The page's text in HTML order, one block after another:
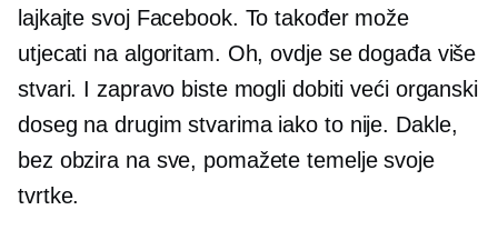
lajkajte svoj Facebook. To također može
utjecati na algoritam. Oh, ovdje se događa više
stvari. I zapravo biste mogli dobiti veći organski
doseg na drugim stvarima iako to nije. Dakle,
bez obzira na sve, pomažete temelje svoje
tvrtke.